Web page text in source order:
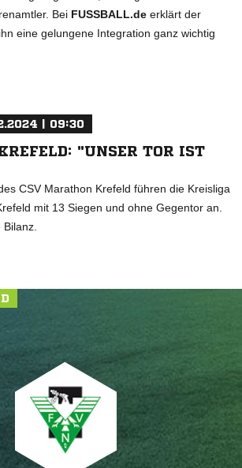
Bei FUSSBALL.de erklärt der
eine gelungene Integration ganz wichtig
| 09:30
"UNSER TOR IST
CSV Marathon Krefeld führen die Kreisliga
mit 13 Siegen und ohne Gegentor an.